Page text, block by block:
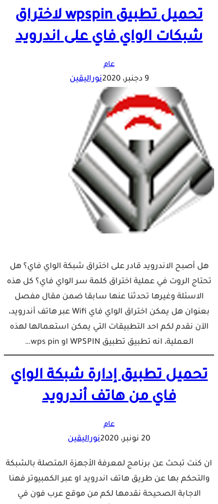
تحميل تطبيق wpspin لاختراق
شبكات الواي فاي على اندرويد
عام
9 دجنبر، 2020 نوراليقين
هل أصبح الاندرويد قادر على اختراق شبكة الواي فاي؟ هل
تحتاج الروت في عملية اختراق كلمة سر الواي فاي؟ كل هذه
الاسئلة وغيرها تحدثنا عنها سابقا ضمن مقال مفصل
بعنوان هل يمكن اختراق الواي فاي Wifi عبر هاتف أندرويد،
الآن نقدم لكم احد التطبيقات التي يمكن استعمالها لهذه
العملية، انه تطبيق تطبيق WPSPIN او wps pin…
تحميل تطبيق إدارة شبكة الواي
فاي من هاتف أندرويد
عام
20 نونبر، 2020 نوراليقين
ان كنت تبحث عن برنامج لمعرفة الأجهزة المتصلة بالشبكة
والتحكم بها عن طريق هاتف اندرويد او عبر الكمبيوتر فهنا
الاجابة الصحيحة نقدمها لكم من موقع عرب فون في